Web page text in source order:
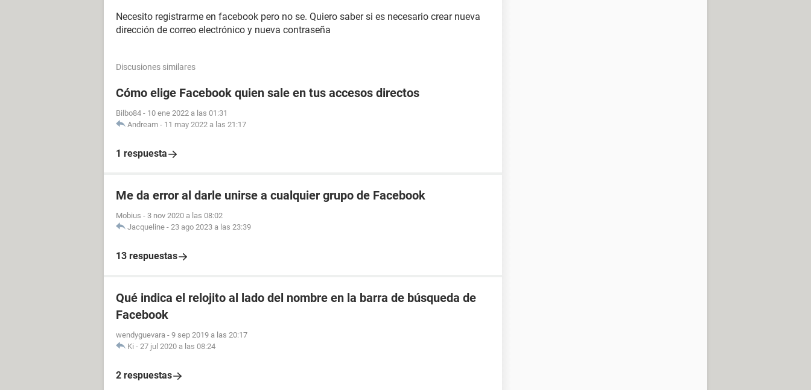
Necesito registrarme en facebook pero no se. Quiero saber si es necesario crear nueva
dirección de correo electrónico y nueva contraseña
Discusiones similares
Cómo elige Facebook quien sale en tus accesos directos
Bilbo84 - 10 ene 2022 a las 01:31
Andream - 11 may 2022 a las 21:17
1 respuesta
Me da error al darle unirse a cualquier grupo de Facebook
Mobius - 3 nov 2020 a las 08:02
Jacqueline - 23 ago 2023 a las 23:39
13 respuestas
Qué indica el relojito al lado del nombre en la barra de búsqueda de
Facebook
wendyguevara - 9 sep 2019 a las 20:17
Ki - 27 jul 2020 a las 08:24
2 respuestas